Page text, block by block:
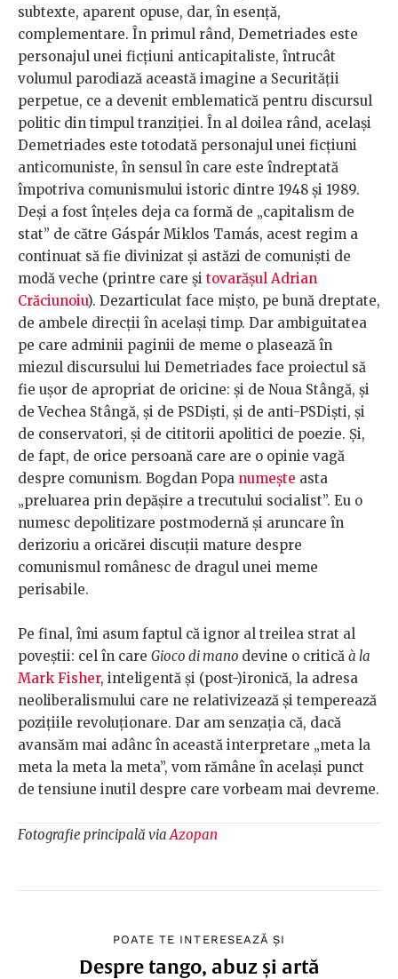
subtexte, aparent opuse, dar, în esență,
complementare. În primul rând, Demetriades este
personajul unei ficțiuni anticapitaliste, întrucât
volumul parodiază această imagine a Securității
perpetue, ce a devenit emblematică pentru discursul
politic din timpul tranziției. În al doilea rând, același
Demetriades este totodată personajul unei ficțiuni
anticomuniste, în sensul în care este îndreptată
împotriva comunismului istoric dintre 1948 și 1989.
Deși a fost înțeles deja ca formă de „capitalism de
stat” de către Gáspár Miklos Tamás, acest regim a
continuat să fie divinizat și astăzi de comuniști de
modă veche (printre care și tovarășul Adrian
Crăciunoiu). Dezarticulat face mișto, pe bună dreptate,
de ambele direcții în același timp. Dar ambiguitatea
pe care adminii paginii de meme o plasează în
miezul discursului lui Demetriades face proiectul să
fie ușor de apropriat de oricine: și de Noua Stângă, și
de Vechea Stângă, și de PSDiști, și de anti-PSDiști, și
de conservatori, și de cititorii apolitici de poezie. Și,
de fapt, de orice persoană care are o opinie vagă
despre comunism. Bogdan Popa numește asta
„preluarea prin depășire a trecutului socialist”. Eu o
numesc depolitizare postmodernă și aruncare în
derizoriu a oricărei discuții mature despre
comunismul românesc de dragul unei meme
perisabile.
Pe final, îmi asum faptul că ignor al treilea strat al
poveștii: cel în care Gioco di mano devine o critică à la
Mark Fisher, inteligentă și (post-)ironică, la adresa
neoliberalismului care ne relativizează și temperează
pozițiile revoluționare. Dar am senzația că, dacă
avansăm mai adânc în această interpretare „meta la
meta la meta la meta”, vom rămâne în același punct
de tensiune inutil despre care vorbeam mai devreme.
Fotografie principală viaAzopan
POATE TE INTERESEAZĂ ȘI
Despre tango, abuz și artă